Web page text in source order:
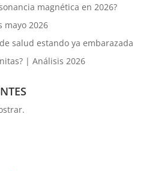
magnética en 2026?
mayo 2026
salud estando ya embarazada
| Análisis 2026